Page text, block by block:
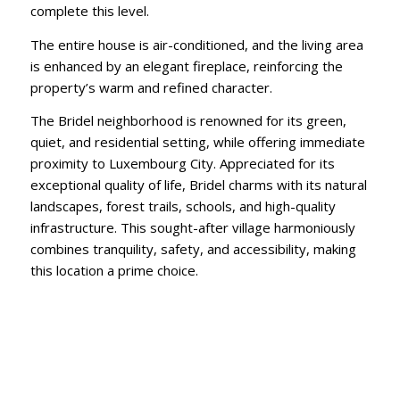
complete this level.
The entire house is air-conditioned, and the living area
is enhanced by an elegant fireplace, reinforcing the
property’s warm and refined character.
The Bridel neighborhood is renowned for its green,
quiet, and residential setting, while offering immediate
proximity to Luxembourg City. Appreciated for its
exceptional quality of life, Bridel charms with its natural
landscapes, forest trails, schools, and high-quality
infrastructure. This sought-after village harmoniously
combines tranquility, safety, and accessibility, making
this location a prime choice.